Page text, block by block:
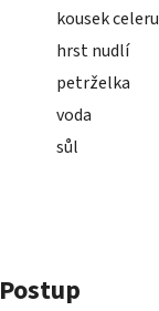
kousek celeru
hrst nudlí
petrželka
voda
sůl
Postup